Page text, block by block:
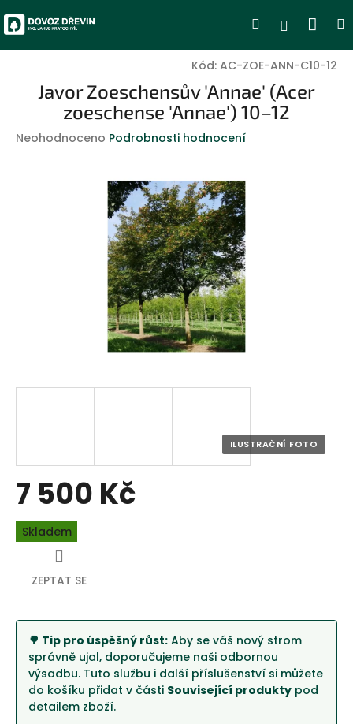
na
obsah
Hledat
Kód: AC-ZOE-ANN-C10-12
Javor Zoeschensův 'Annae' (Acer
zoeschense 'Annae') 10–12
Průměrné
Neohodnoceno Podrobnosti hodnocení
7 500 Kč
Měrná
cena:
Skladem
🌳 Tip pro úspěšný růst: Aby se váš nový strom
správně ujal, doporučujeme naši odbornou
výsadbu. Tuto službu i další příslušenství si můžete
do košíku přidat v části Související produkty pod
detailem zboží.
ZEPTAT SE